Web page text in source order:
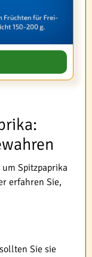
Spitzpaprika
erfahren Sie,
Sie sie